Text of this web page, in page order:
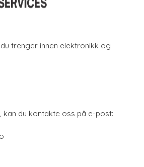
trenger innen elektronikk og
kan du kontakte oss på e-post: